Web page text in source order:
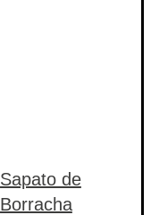
Sapato de
Borracha